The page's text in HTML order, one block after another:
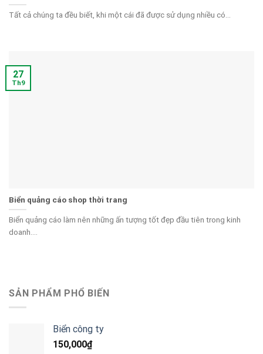
Tất cả chúng ta đều biết, khi một cái đã được sử dụng nhiều có...
Biển quảng cáo shop thời trang
Biển quảng cáo làm nên những ấn tượng tốt đẹp đầu tiên trong kinh
doanh....
27
Th9
SẢN PHẨM PHỔ BIẾN
Biển công ty
150,000₫